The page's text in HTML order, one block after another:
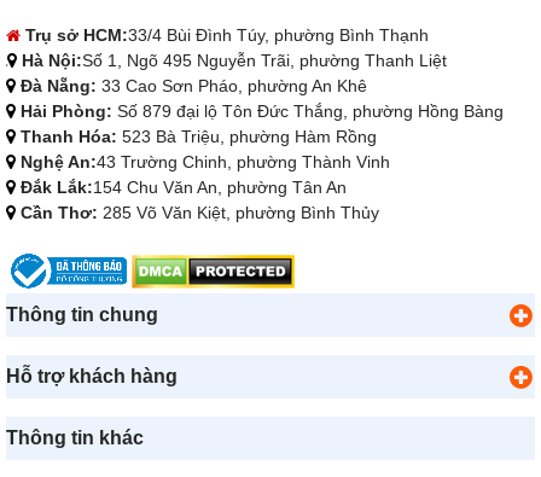
Trụ sở HCM:33/4 Bùi Đình Túy, phường Bình Thạnh
Hà Nội:Số 1, Ngõ 495 Nguyễn Trãi, phường Thanh Liệt
Đà Nẵng: 33 Cao Sơn Pháo, phường An Khê
Hải Phòng: Số 879 đại lộ Tôn Đức Thắng, phường Hồng Bàng
Thanh Hóa: 523 Bà Triệu, phường Hàm Rồng
Nghệ An:43 Trường Chinh, phường Thành Vinh
Đắk Lắk:154 Chu Văn An, phường Tân An
Cần Thơ: 285 Võ Văn Kiệt, phường Bình Thủy
Thông tin chung
Hỗ trợ khách hàng
Thông tin khác